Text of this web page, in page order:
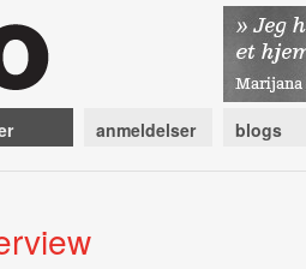
anmeldelser blogs